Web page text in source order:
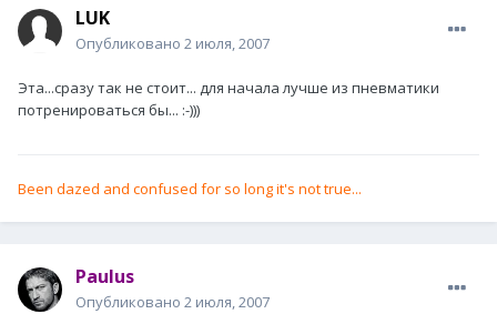
LUK
Опубликовано 2 июля, 2007
Эта...сразу так не стоит... для начала лучше из пневматики
потренироваться бы... :-)))
Been dazed and confused for so long it's not true...
Paulus
Опубликовано 2 июля, 2007